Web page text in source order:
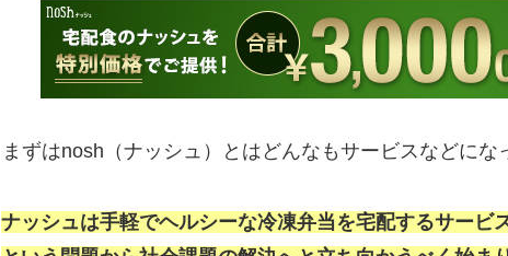
まずはnosh（ナッシュ）とはどんなもサービスなどにな
ナッシュは手軽でヘルシーな冷凍弁当を宅配するサービ